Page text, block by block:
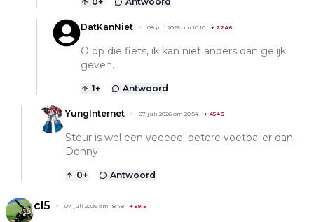
DatKanNiet 08 juli 2026 om 10:10 + 2246
O op die fiets, ik kan niet anders dan gelijk
geven.
1+ Antwoord
YungInternet 07 juli 2026 om 20:54 + 4540
Steur is wel een veeeeel betere voetballer dan
Donny
0+ Antwoord
cl5 07 juli 2026 om 18:48 + 5919